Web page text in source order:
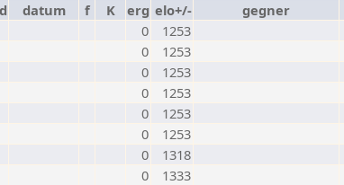
datum f K erg elo+/- gegner
0
1253
0
1253
0
1253
0
1253
0
1253
0
1253
0
1318
0
1333